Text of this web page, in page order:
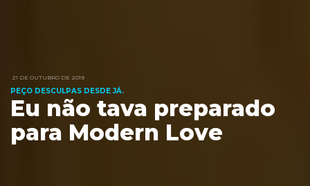
21 DE OUTUBRO DE 2019
PEÇO DESCULPAS DESDE JÁ.
Eu não tava preparado
para Modern Love